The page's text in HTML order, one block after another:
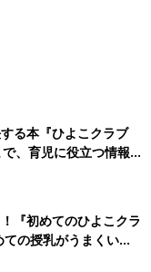
コーデです。デニ
ったというアイテム
る本『ひよこクラブ
、育児に役立つ情報が
『初めてのひよこクラ
の授乳がうまくい
夏のトラブル 解決テ